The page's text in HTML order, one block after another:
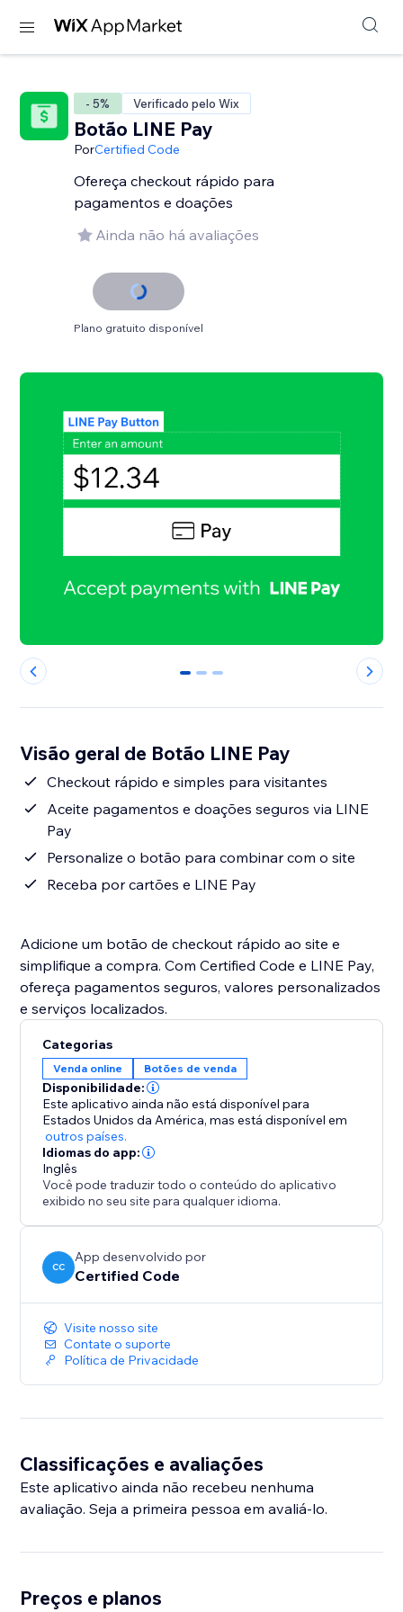
- 5% Verificado pelo Wix
Botão LINE Pay
PorCertified Code
Ofereça checkout rápido para
pagamentos e doações
Ainda não há avaliações
Plano gratuito disponível
0 1 2
Visão geral de Botão LINE Pay
Checkout rápido e simples para visitantes
Aceite pagamentos e doações seguros via LINE
Pay
Personalize o botão para combinar com o site
Receba por cartões e LINE Pay
Adicione um botão de checkout rápido ao site e
simplifique a compra. Com Certified Code e LINE Pay,
ofereça pagamentos seguros, valores personalizados
e serviços localizados.
Categorias
Venda online Botões de venda
Disponibilidade:
Este aplicativo ainda não está disponível para
Estados Unidos da América,mas está disponível em
outros países.
Idiomas do app:
Inglês
Você pode traduzir todo o conteúdo do aplicativo
exibido no seu site para qualquer idioma.
CC
App desenvolvido por
Certified Code
Visite nosso site
Contate o suporte
Política de Privacidade
Classificações e avaliações
Este aplicativo ainda não recebeu nenhuma
avaliação. Seja a primeira pessoa em avaliá-lo.
Preços e planos